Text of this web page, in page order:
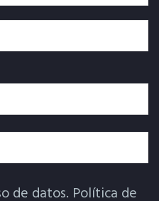
de datos. Política de